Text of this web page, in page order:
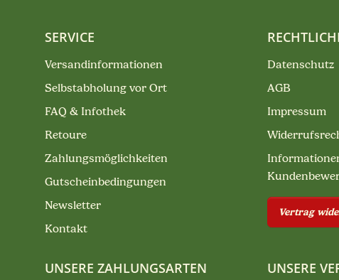
SERVICE
Versandinformationen
Selbstabholung vor Ort
FAQ & Infothek
Retoure
Zahlungsmöglichkeiten
Gutscheinbedingungen
Newsletter
Kontakt
Datenschutz
AGB
Impressum
Vertrag
UNSERE ZAHLUNGSARTEN UNSERE